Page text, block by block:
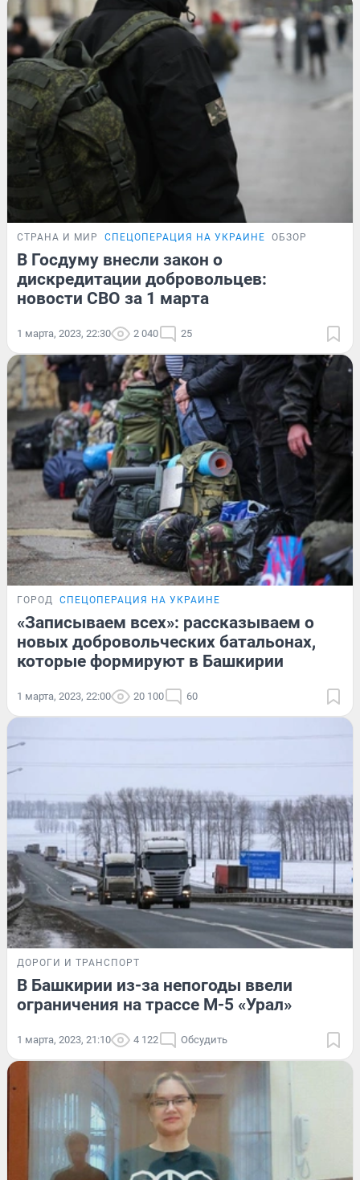
СТРАНА И МИР СПЕЦОПЕРАЦИЯ НА УКРАИНЕ ОБЗОР
В Госдуму внесли закон о
дискредитации добровольцев:
новости СВО за 1 марта
1 марта, 2023, 22:30 2 040 25
ГОРОД СПЕЦОПЕРАЦИЯ НА УКРАИНЕ
«Записываем всех»: рассказываем о
новых добровольческих батальонах,
которые формируют в Башкирии
1 марта, 2023, 22:00 20 100 60
ДОРОГИ И ТРАНСПОРТ
В Башкирии из-за непогоды ввели
ограничения на трассе М-5 «Урал»
1 марта, 2023, 21:10 4 122 Обсудить